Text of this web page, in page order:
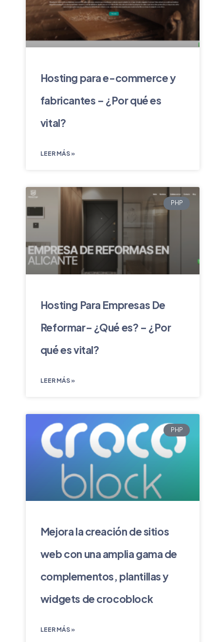
Hosting para e-commerce y
fabricantes – ¿Por qué es
vital?
LEER MÁS »
PHP
Hosting Para Empresas De
Reformar– ¿Qué es? – ¿Por
qué es vital?
LEER MÁS »
PHP
Mejora la creación de sitios
web con una amplia gama de
complementos, plantillas y
widgets de crocoblock
LEER MÁS »